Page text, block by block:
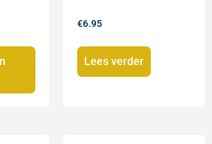
€6.95
Lees verder